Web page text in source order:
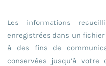
Les informations
enregistrées dans un fichier
à des fins de
conservées jusqu’à